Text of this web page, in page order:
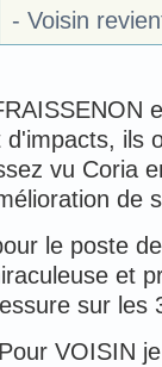
- Voisin
d'impacts, ils
vu Coria
de
le poste
et
sur les
VOISIN